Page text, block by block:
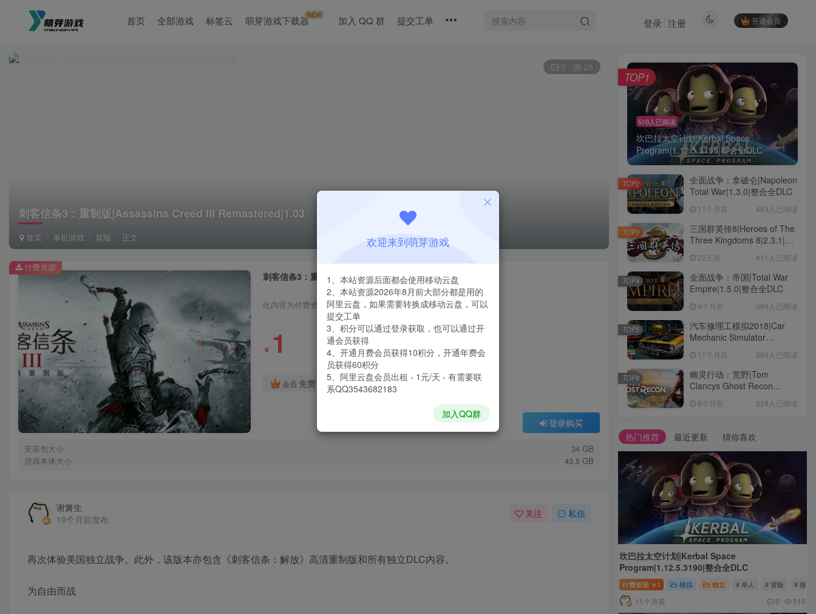
首页 全部游戏 标签云 萌芽游戏下载器NEW 加入 QQ 群 提交工单 开通会员
登录 注册
刺客信条3：重制版|Assassins Creed III Remastered|1.03
首页 单机游戏 冒险 正文
0 28
刺客信条3：重制版|Assassins Creed III Remastered|1.03
此内容为付费资源，请付费后查看
￥ 1
会员 免费
登录购买
安装包大小
34 GB
游戏本体大小
43.5 GB
付费资源
谢箫生
10个月前发布
关注 私信
再次体验美国独立战争。此外，该版本亦包含《刺客信条：解放》高清重制版和所有独立DLC内容。
为自由而战
510人已阅读
坎巴拉太空计划|Kerbal Space
Program|1.12.5.3190|整合全DLC
TOP1
全面战争：拿破仑|Napoleon
Total War|1.3.0|整合全DLC
11个月前 463人已阅读
TOP2
三国群英传8|Heroes of The
Three Kingdoms 8|2.3.1|整
22天前 411人已阅读
TOP3
全面战争：帝国|Total War
Empire|1.5.0|整合全DLC
9个月前 394人已阅读
TOP4
汽车修理工模拟2018|Car
Mechanic Simulator
11个月前 369人已阅读
TOP5
幽灵行动：荒野|Tom
Clancys Ghost Recon
DLC8个月前 328人已阅读
TOP6
热门推荐 最近更新 猜你喜欢
坎巴拉太空计划|Kerbal Space
Program|1.12.5.3190|整合全DLC
付费资源 ￥ 1 模拟 独立 # 单人 # 冒险 # 模拟
11个月前 0 510
欢迎来到萌芽游戏
1、本站资源后面都会使用移动云盘
2、本站资源2026年8月前大部分都是用的
阿里云盘，如果需要转换成移动云盘，可以
提交工单
3、积分可以通过登录获取，也可以通过开
通会员获得
4、开通月费会员获得10积分，开通年费会
员获得60积分
5、阿里云盘会员出租 - 1元/天 - 有需要联
系QQ3543682183
加入QQ群